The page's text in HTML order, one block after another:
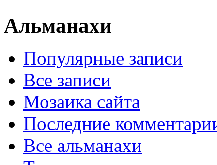
Альманахи
Популярные записи
Все записи
Мозаика сайта
Последние
Все альманахи